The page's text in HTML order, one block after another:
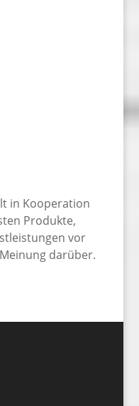
in Kooperation
Produkte,
vor
darüber.